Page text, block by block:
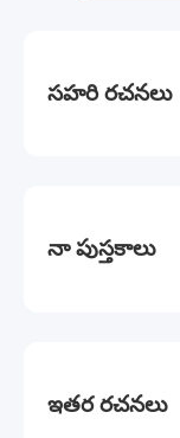
సహరి రచనలు
నా పుస్తకాలు
ఇతర రచనలు